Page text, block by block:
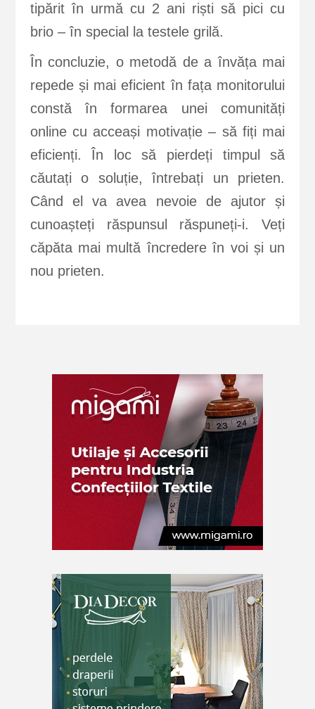
tipărit în urmă cu 2 ani riști să pici cu
brio – în special la testele grilă.
În concluzie, o metodă de a învăța mai
repede și mai eficient în fața monitorului
constă în formarea unei comunități
online cu acceași motivație – să fiți mai
eficienți. În loc să pierdeți timpul să
căutați o soluție, întrebați un prieten.
Când el va avea nevoie de ajutor și
cunoașteți răspunsul răspuneți-i. Veți
căpăta mai multă încredere în voi și un
nou prieten.